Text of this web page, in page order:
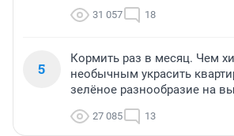
31 057 18
5
Кормить раз в месяц. Чем
необычным украсить
зелёное разнообразие на
27 085 13